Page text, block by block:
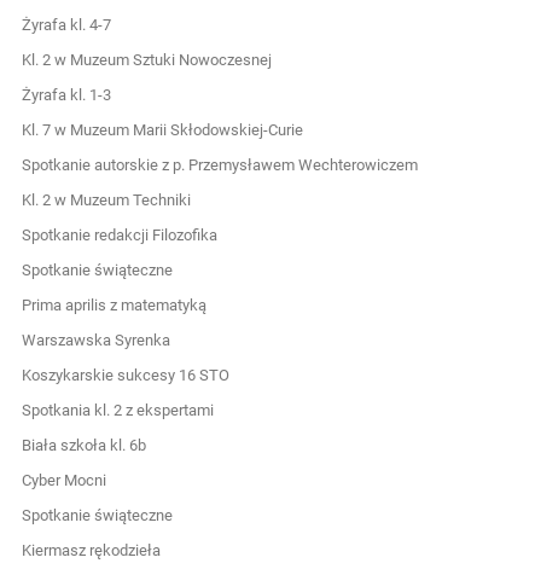
Żyrafa kl. 4-7
Kl. 2 w Muzeum Sztuki Nowoczesnej
Żyrafa kl. 1-3
Kl. 7 w Muzeum Marii Skłodowskiej-Curie
Spotkanie autorskie z p. Przemysławem Wechterowiczem
Kl. 2 w Muzeum Techniki
Spotkanie redakcji Filozofika
Spotkanie świąteczne
Prima aprilis z matematyką
Warszawska Syrenka
Koszykarskie sukcesy 16 STO
Spotkania kl. 2 z ekspertami
Biała szkoła kl. 6b
Cyber Mocni
Spotkanie świąteczne
Kiermasz rękodzieła